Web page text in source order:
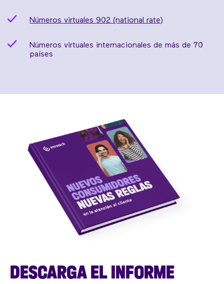
Números virtuales 902 (national rate)
Números virtuales internacionales de más de 70
países
DESCARGA EL INFORME